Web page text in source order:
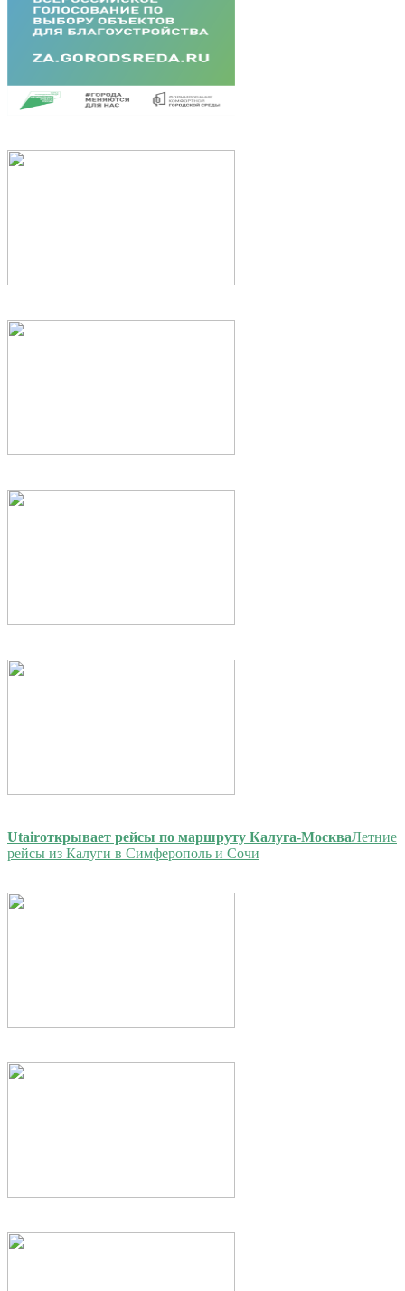
Utairоткрывает рейсы по маршруту Калуга-МоскваЛетние
рейсы из Калуги в Симферополь и Сочи